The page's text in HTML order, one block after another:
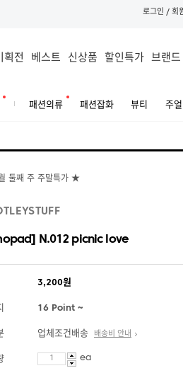
로그인 / 회
획전 베스트 신상품 할인특가 브랜드
패션의류 패션잡화 뷰티 주
N.012 picnic love
3,200원
16 Point ~
업체조건배송 배송비 안내
ea